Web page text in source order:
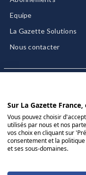
Equipe
La Gazette Solutions
Nous contacter
CGU/CGV
Données personnelles
Charte sur les cookies
© 2026 La Gazette
Sur La Gazette
Vous pouvez choisir
utilisés par nous et nos
vos choix en cliquant sur
consentement et la
et ses sous-domaines.